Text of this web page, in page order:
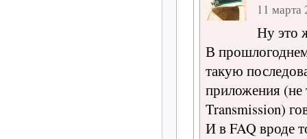
11 марта
Ну это
В
такую
приложения (не
Transmission)
И в FAQ вроде